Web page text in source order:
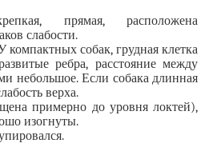
прямая, расположена
слабости.
компактных собак, грудная клетка
ребра, расстояние между
небольшое. Если собака длинная
верха.
примерно до уровня локтей),
изогнуты.